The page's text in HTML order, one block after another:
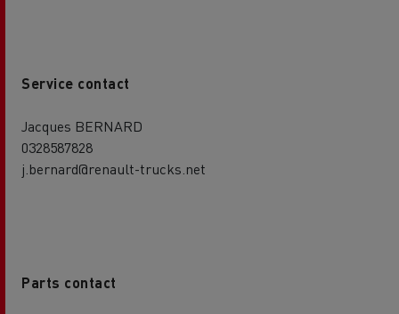
Service contact
Jacques BERNARD
0328587828
j.bernard@renault-trucks.net
Parts contact